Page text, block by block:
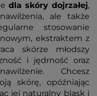
dla skóry dojrzałej,
ale także
stosowanie
ekstraktem z
skórze młodszy
i jędrność oraz
Chcesz
skórę, opóźniając
jej naturalny blask i